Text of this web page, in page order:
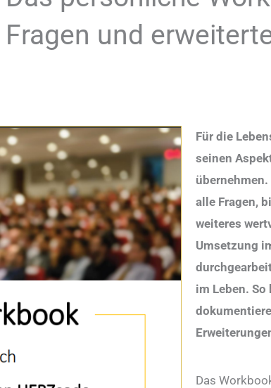
Fragen und
Für die
seinen
alle Fragen,
weiteres
Umsetzung
im Leben.
Das